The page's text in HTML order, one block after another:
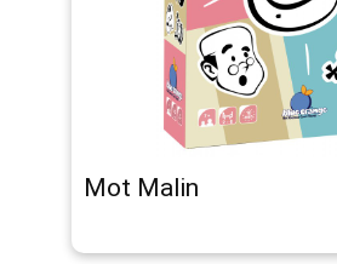
Mot Malin